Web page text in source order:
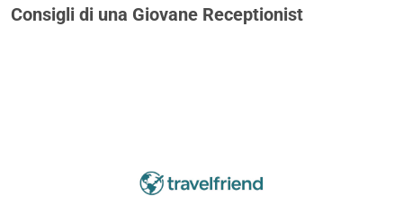
Consigli di una Giovane Receptionist